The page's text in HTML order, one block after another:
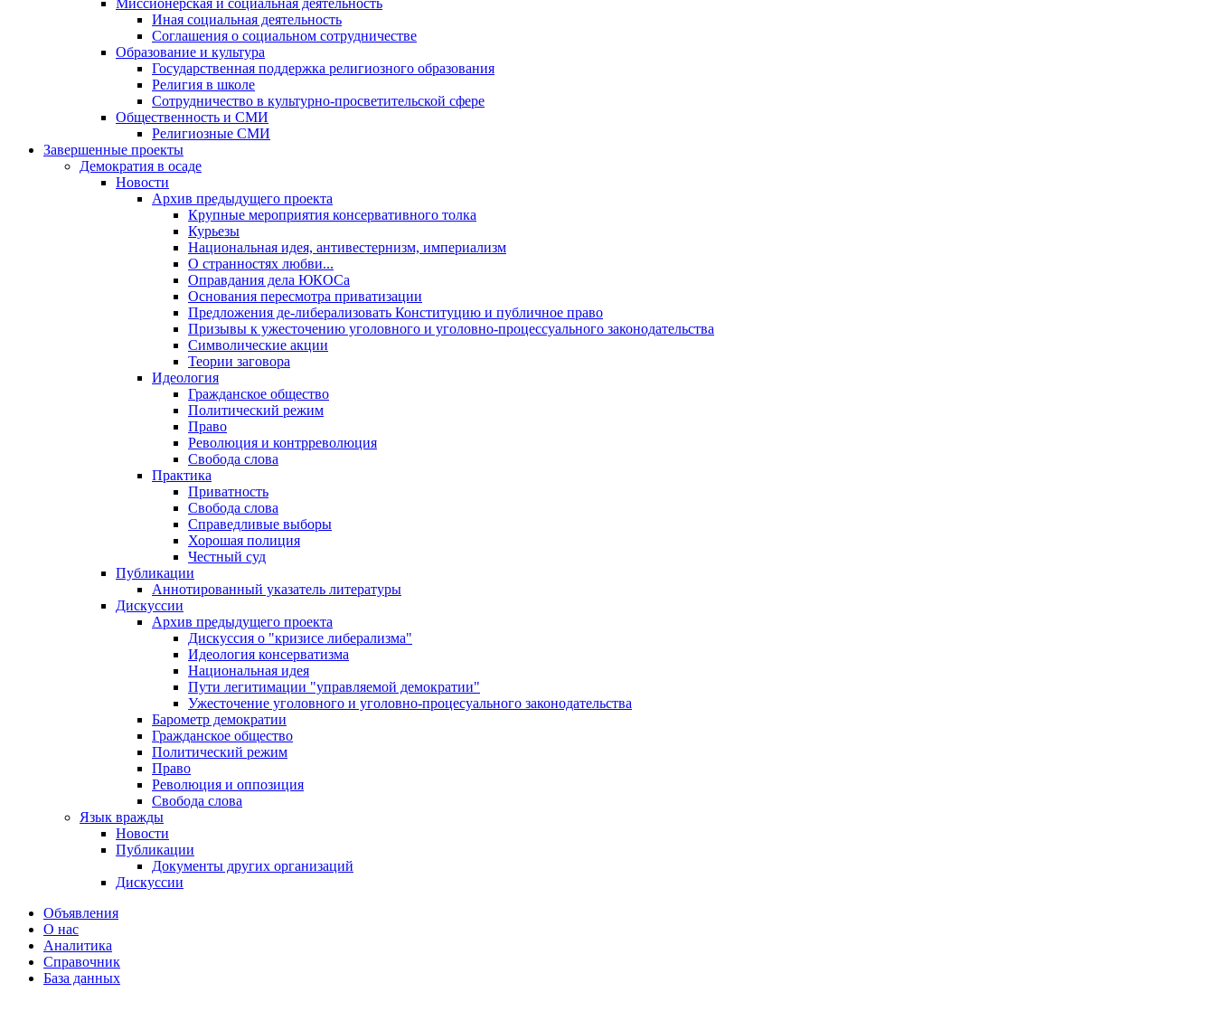
Миссионерская и социальная деятельность
Иная социальная деятельность
Соглашения о социальном сотрудничестве
Образование и культура
Государственная поддержка религиозного образования
Религия в школе
Сотрудничество в культурно-просветительской сфере
Общественность и СМИ
Религиозные СМИ
Завершенные проекты
Демократия в осаде
Новости
Архив предыдущего проекта
Крупные мероприятия консервативного толка
Курьезы
Национальная идея, антивестернизм, империализм
О странностях любви...
Оправдания дела ЮКОСа
Основания пересмотра приватизации
Предложения де-либерализовать Конституцию и публичное право
Призывы к ужесточению уголовного и уголовно-процессуального законодательства
Символические акции
Теории заговора
Идеология
Гражданское общество
Политический режим
Право
Революция и контрреволюция
Свобода слова
Практика
Приватность
Свобода слова
Справедливые выборы
Хорошая полиция
Честный суд
Публикации
Аннотированный указатель литературы
Дискуссии
Архив предыдущего проекта
Дискуссия о "кризисе либерализма"
Идеология консерватизма
Национальная идея
Пути легитимации "управляемой демократии"
Ужесточение уголовного и уголовно-процесуального законодательства
Барометр демократии
Гражданское общество
Политический режим
Право
Революция и оппозиция
Свобода слова
Язык вражды
Новости
Публикации
Документы других организаций
Дискуссии
Объявления
О нас
Аналитика
Справочник
База данных